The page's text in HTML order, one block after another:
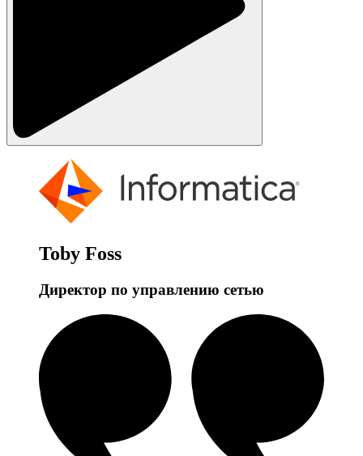
Toby Foss
Директор по управлению сетью